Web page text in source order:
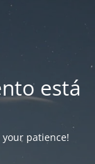
está
patience!